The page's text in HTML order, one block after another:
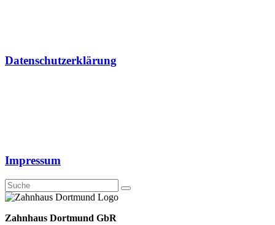
Datenschutzerklärung
Impressum
Zahnhaus Dortmund GbR